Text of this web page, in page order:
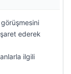
görüşmesini
ederek
ilgili